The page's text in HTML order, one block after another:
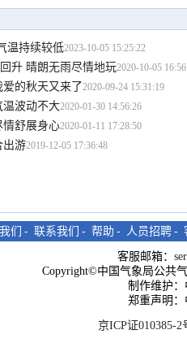
温持续较低2023-10-05 15:25:22
升 晴朗无雨尽情地玩2020-10-05
的秋天又来了2020-09-24 15:31:19
温波动不大2020-01-30 14:56:26
情舒展身心2020-01-11 17:28:50
出游2019-12-05 17:36:48
们 - 联系我们 - 帮助 - 人员招聘 -
客服邮箱：
Copyright©中国气象局公共
制作维护
郑重声明
京ICP证010385-2